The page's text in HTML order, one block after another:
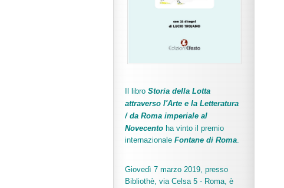
Il libro Storia della Lotta
attraverso l'Arte e la Letteratura
/ da Roma imperiale al
Novecento ha vinto il premio
internazionale Fontane di Roma.
Giovedì 7 marzo 2019, presso
Bibliothè, via Celsa 5 - Roma, è